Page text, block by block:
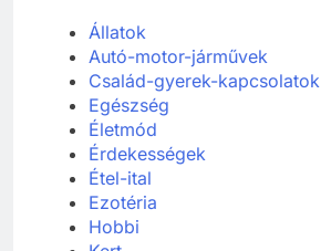
Állatok
Autó-motor-járművek
Család-gyerek-kapcsolatok
Egészség
Életmód
Érdekességek
Étel-ital
Ezotéria
Hobbi